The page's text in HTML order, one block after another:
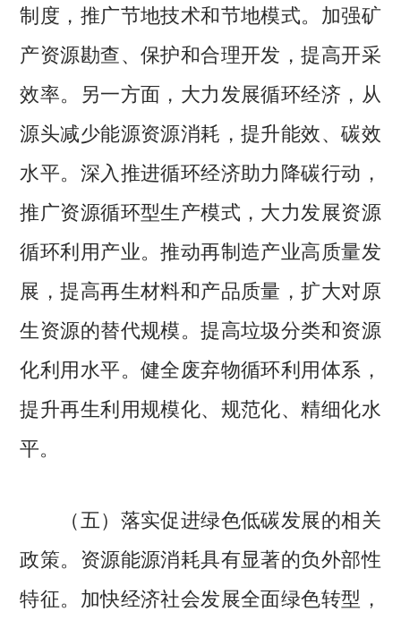
制度，推广节地技术和节地模式。加强矿
产资源勘查、保护和合理开发，提高开采
效率。另一方面，大力发展循环经济，从
源头减少能源资源消耗，提升能效、碳效
水平。深入推进循环经济助力降碳行动，
推广资源循环型生产模式，大力发展资源
循环利用产业。推动再制造产业高质量发
展，提高再生材料和产品质量，扩大对原
生资源的替代规模。提高垃圾分类和资源
化利用水平。健全废弃物循环利用体系，
提升再生利用规模化、规范化、精细化水
平。
（五）落实促进绿色低碳发展的相关
政策。资源能源消耗具有显著的负外部性
特征。加快经济社会发展全面绿色转型，